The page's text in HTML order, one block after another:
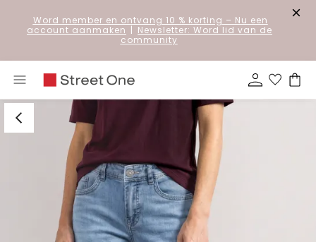
Word member en ontvang 10 % korting – Nu een
account aanmaken | Newsletter: Word lid van de
community